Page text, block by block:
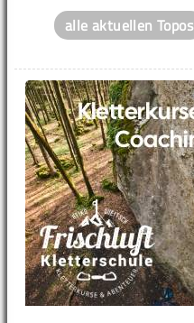
alle aktuellen Topos